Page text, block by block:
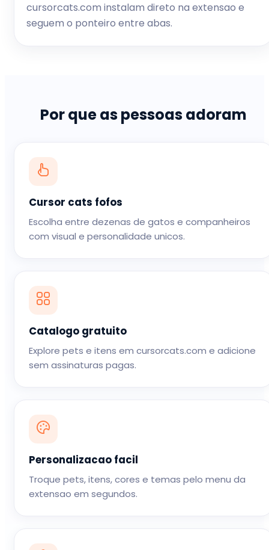
cursorcats.com instalam direto na extensao e
seguem o ponteiro entre abas.
Por que as pessoas adoram
Cursor cats fofos
Escolha entre dezenas de gatos e companheiros
com visual e personalidade unicos.
Catalogo gratuito
Explore pets e itens em cursorcats.com e adicione
sem assinaturas pagas.
Personalizacao facil
Troque pets, itens, cores e temas pelo menu da
extensao em segundos.